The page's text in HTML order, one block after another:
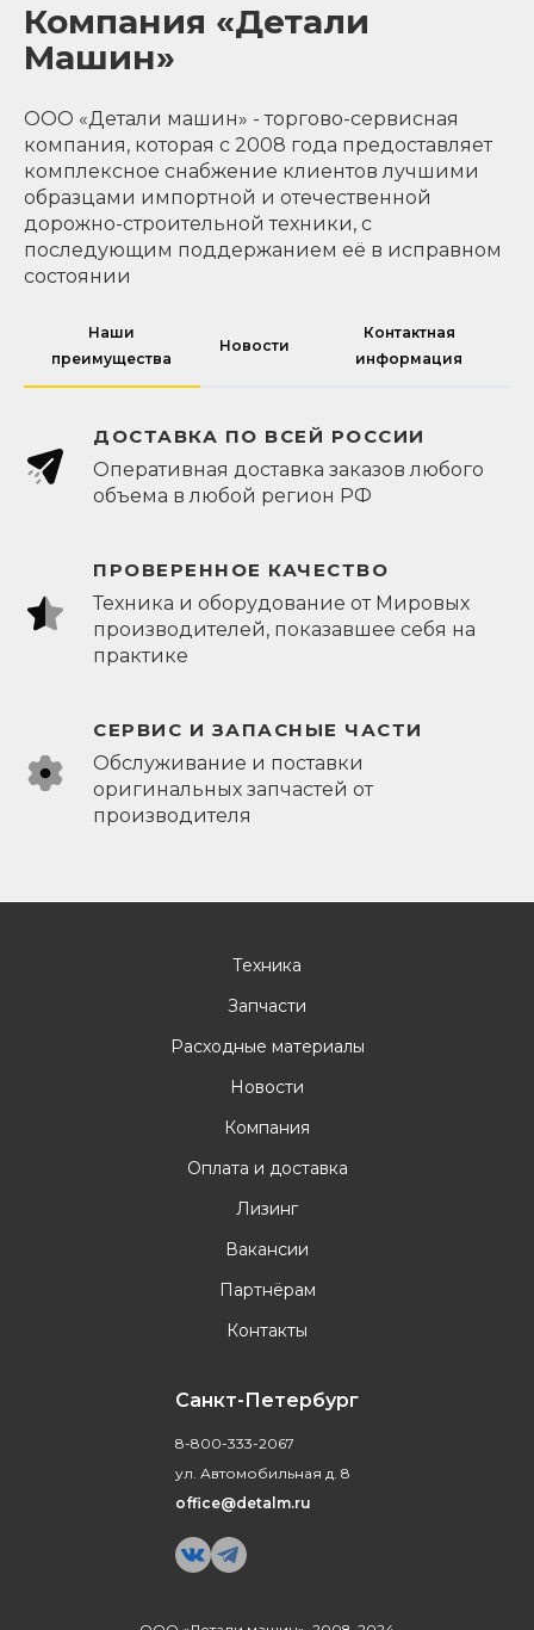
Компания «Детали
Машин»
ООО «Детали машин» - торгово-сервисная
компания, которая с 2008 года предоставляет
комплексное снабжение клиентов лучшими
образцами импортной и отечественной
дорожно-строительной техники, с
последующим поддержанием её в исправном
состоянии
Наши
преимущества
Новости
Контактная
информация
ДОСТАВКА ПО ВСЕЙ РОССИИ
Оперативная доставка заказов любого
объема в любой регион РФ
ПРОВЕРЕННОЕ КАЧЕСТВО
Техника и оборудование от Мировых
производителей, показавшее себя на
практике
СЕРВИС И ЗАПАСНЫЕ ЧАСТИ
Обслуживание и поставки
оригинальных запчастей от
производителя
Техника
Запчасти
Расходные материалы
Новости
Компания
Оплата и доставка
Лизинг
Вакансии
Партнёрам
Контакты
Санкт-Петербург
8-800-333-2067
ул. Автомобильная д. 8
office@detalm.ru